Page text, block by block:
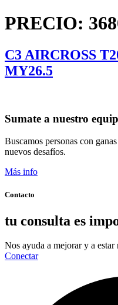
PRECIO:
C3 AIRCROSS
MY26.5
Sumate a nuestro
Buscamos personas con
nuevos desafíos.
Más info
Contacto
tu consulta es
Nos ayuda a mejorar y a estar
Conectar